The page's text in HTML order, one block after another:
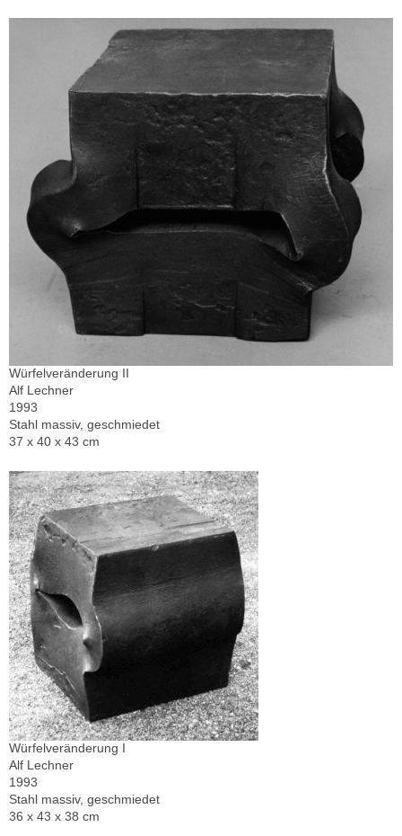
Würfelveränderung II
Alf Lechner
1993
Stahl massiv, geschmiedet
37 x 40 x 43 cm
Würfelveränderung I
Alf Lechner
1993
Stahl massiv, geschmiedet
36 x 43 x 38 cm